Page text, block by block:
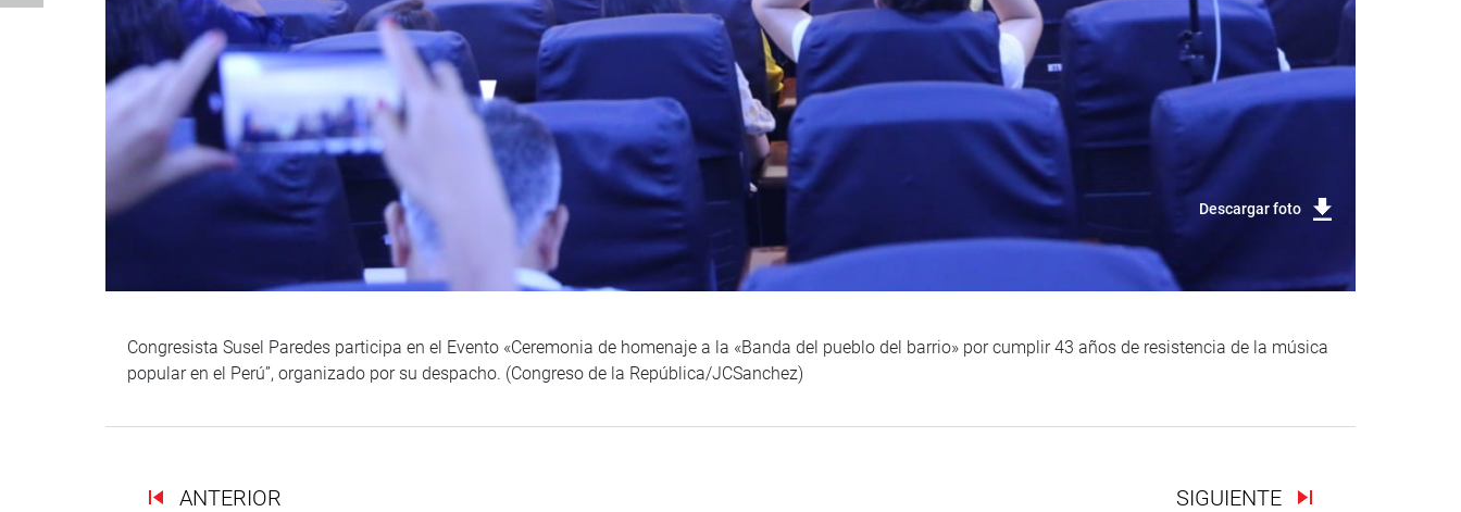
Descargar foto
Congresista Susel Paredes participa en el Evento «Ceremonia de homenaje a la «Banda del pueblo del barrio» por cumplir 43 años de resistencia de la música
popular en el Perú”, organizado por su despacho. (Congreso de la República/JCSanchez)
ANTERIOR SIGUIENTE